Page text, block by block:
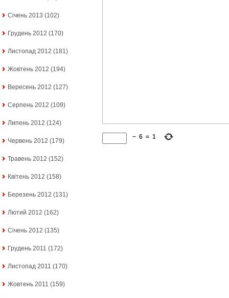
Січень 2013 (102)
Грудень 2012 (170)
Листопад 2012 (181)
Жовтень 2012 (194)
Вересень 2012 (127)
Серпень 2012 (109)
Липень 2012 (124)
Червень 2012 (179)
Травень 2012 (152)
Квітень 2012 (158)
Березень 2012 (131)
Лютий 2012 (162)
Січень 2012 (135)
Грудень 2011 (172)
Листопад 2011 (170)
Жовтень 2011 (159)
− 6 = 1